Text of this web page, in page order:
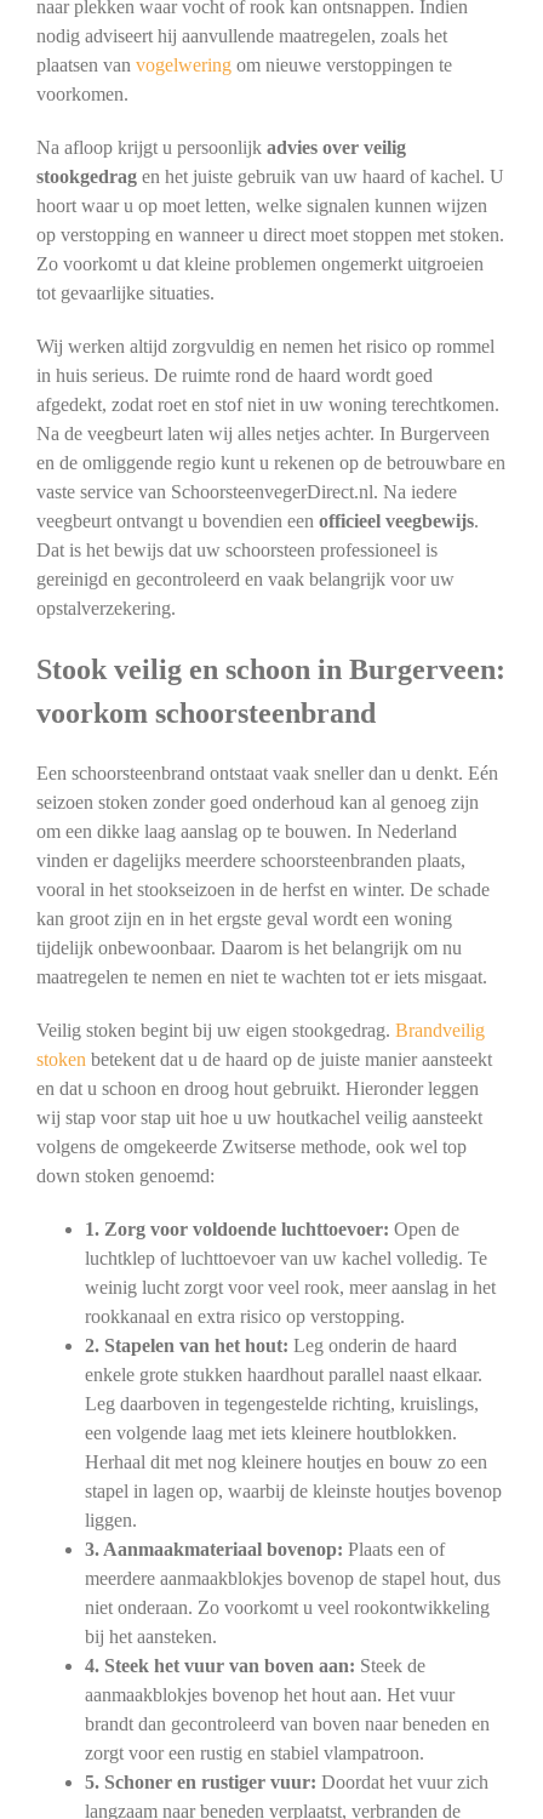
naar plekken waar vocht of rook kan ontsnappen. Indien
nodig adviseert hij aanvullende maatregelen, zoals het
plaatsen van vogelweringom nieuwe verstoppingen te
voorkomen.
Na afloop krijgt u persoonlijk advies over veilig
stookgedragen het juiste gebruik van uw haard of kachel. U
hoort waar u op moet letten, welke signalen kunnen wijzen
op verstopping en wanneer u direct moet stoppen met stoken.
Zo voorkomt u dat kleine problemen ongemerkt uitgroeien
tot gevaarlijke situaties.
Wij werken altijd zorgvuldig en nemen het risico op rommel
in huis serieus. De ruimte rond de haard wordt goed
afgedekt, zodat roet en stof niet in uw woning terechtkomen.
Na de veegbeurt laten wij alles netjes achter. In Burgerveen
en de omliggende regio kunt u rekenen op de betrouwbare en
vaste service van SchoorsteenvegerDirect.nl. Na iedere
veegbeurt ontvangt u bovendien een officieel veegbewijs.
Dat is het bewijs dat uw schoorsteen professioneel is
gereinigd en gecontroleerd en vaak belangrijk voor uw
opstalverzekering.
Stook veilig en schoon in Burgerveen:
voorkom schoorsteenbrand
Een schoorsteenbrand ontstaat vaak sneller dan u denkt. Eén
seizoen stoken zonder goed onderhoud kan al genoeg zijn
om een dikke laag aanslag op te bouwen. In Nederland
vinden er dagelijks meerdere schoorsteenbranden plaats,
vooral in het stookseizoen in de herfst en winter. De schade
kan groot zijn en in het ergste geval wordt een woning
tijdelijk onbewoonbaar. Daarom is het belangrijk om nu
maatregelen te nemen en niet te wachten tot er iets misgaat.
Veilig stoken begint bij uw eigen stookgedrag. Brandveilig
stoken betekent dat u de haard op de juiste manier aansteekt
en dat u schoon en droog hout gebruikt. Hieronder leggen
wij stap voor stap uit hoe u uw houtkachel veilig aansteekt
volgens de omgekeerde Zwitserse methode, ook wel top
down stoken genoemd:
1. Zorg voor voldoende luchttoevoer: Open de
luchtklep of luchttoevoer van uw kachel volledig. Te
weinig lucht zorgt voor veel rook, meer aanslag in het
rookkanaal en extra risico op verstopping.
2. Stapelen van het hout: Leg onderin de haard
enkele grote stukken haardhout parallel naast elkaar.
Leg daarboven in tegengestelde richting, kruislings,
een volgende laag met iets kleinere houtblokken.
Herhaal dit met nog kleinere houtjes en bouw zo een
stapel in lagen op, waarbij de kleinste houtjes bovenop
liggen.
3. Aanmaakmateriaal bovenop: Plaats een of
meerdere aanmaakblokjes bovenop de stapel hout, dus
niet onderaan. Zo voorkomt u veel rookontwikkeling
bij het aansteken.
4. Steek het vuur van boven aan: Steek de
aanmaakblokjes bovenop het hout aan. Het vuur
brandt dan gecontroleerd van boven naar beneden en
zorgt voor een rustig en stabiel vlampatroon.
5. Schoner en rustiger vuur: Doordat het vuur zich
langzaam naar beneden verplaatst, verbranden de